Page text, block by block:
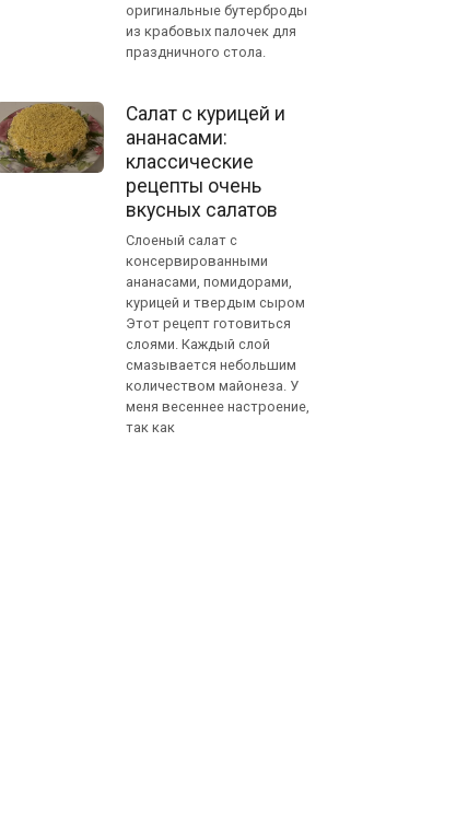
оригинальные бутерброды
из крабовых палочек для
праздничного стола.
Салат с курицей и
ананасами:
классические
рецепты очень
вкусных салатов
Слоеный салат с
консервированными
ананасами, помидорами,
курицей и твердым сыром
Этот рецепт готовиться
слоями. Каждый слой
смазывается небольшим
количеством майонеза. У
меня весеннее настроение,
так как